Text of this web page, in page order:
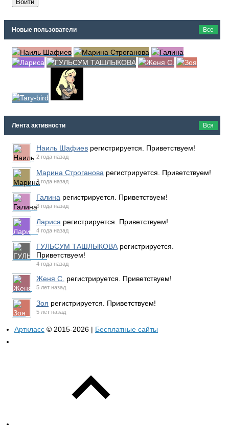
Новые пользователи Все
Лента активности Вся
Наиль Шафиев регистрируется. Приветствуем!
2 года назад
Марина Строганова регистрируется. Приветствуем!
3 года назад
Галина регистрируется. Приветствуем!
3 года назад
Лариса регистрируется. Приветствуем!
4 года назад
ГУЛЬСУМ ТАШЛЫКОВА регистрируется.
Приветствуем!
4 года назад
Женя С. регистрируется. Приветствуем!
5 лет назад
Зоя регистрируется. Приветствуем!
5 лет назад
Арткласс © 2015-2026 | Бесплатные сайты